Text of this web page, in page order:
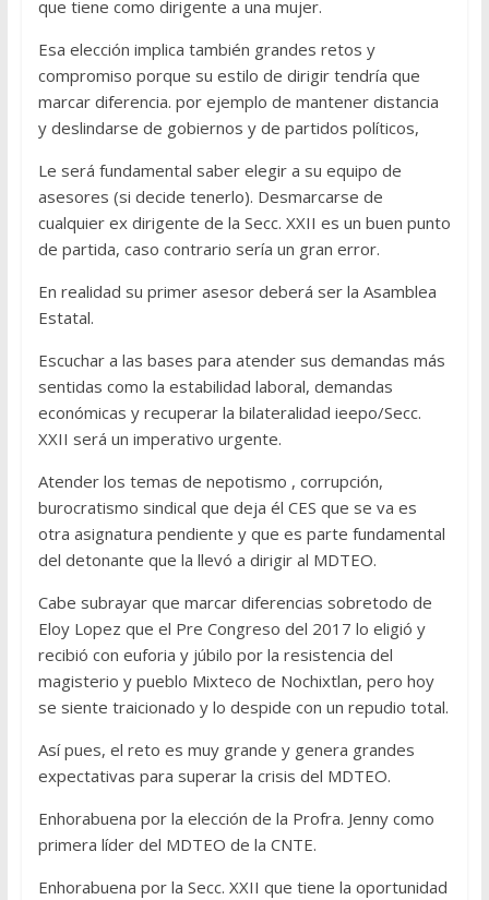
que tiene como dirigente a una mujer.
Esa elección implica también grandes retos y
compromiso porque su estilo de dirigir tendría que
marcar diferencia. por ejemplo de mantener distancia
y deslindarse de gobiernos y de partidos políticos,
Le será fundamental saber elegir a su equipo de
asesores (si decide tenerlo). Desmarcarse de
cualquier ex dirigente de la Secc. XXII es un buen punto
de partida, caso contrario sería un gran error.
En realidad su primer asesor deberá ser la Asamblea
Estatal.
Escuchar a las bases para atender sus demandas más
sentidas como la estabilidad laboral, demandas
económicas y recuperar la bilateralidad ieepo/Secc.
XXII será un imperativo urgente.
Atender los temas de nepotismo , corrupción,
burocratismo sindical que deja él CES que se va es
otra asignatura pendiente y que es parte fundamental
del detonante que la llevó a dirigir al MDTEO.
Cabe subrayar que marcar diferencias sobretodo de
Eloy Lopez que el Pre Congreso del 2017 lo eligió y
recibió con euforia y júbilo por la resistencia del
magisterio y pueblo Mixteco de Nochixtlan, pero hoy
se siente traicionado y lo despide con un repudio total.
Así pues, el reto es muy grande y genera grandes
expectativas para superar la crisis del MDTEO.
Enhorabuena por la elección de la Profra. Jenny como
primera líder del MDTEO de la CNTE.
Enhorabuena por la Secc. XXII que tiene la oportunidad